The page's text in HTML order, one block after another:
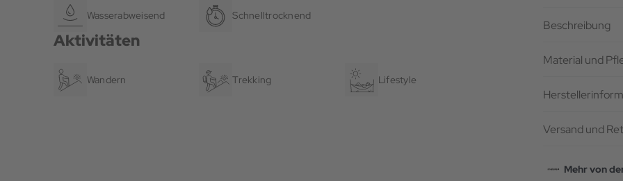
Wasserabweisend Schnelltrocknend
Aktivitäten
Wandern Trekking Lifestyle
Beschreibung
Material und
Versand und
Mehr von